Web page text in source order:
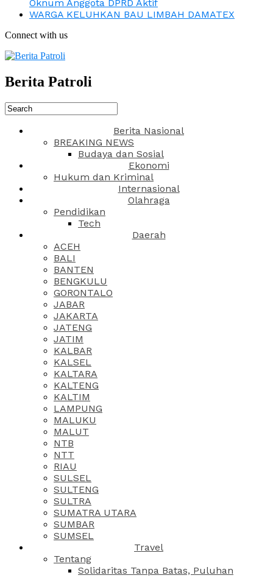
Oknum Anggota DPRD Aktif
WARGA KELUHKAN BAU LIMBAH DAMATEX
Connect with us
Berita Patroli
Berita Nasional
BREAKING NEWS
Budaya dan Sosial
Ekonomi
Hukum dan Kriminal
Internasional
Olahraga
Pendidikan
Tech
Daerah
ACEH
BALI
BANTEN
BENGKULU
GORONTALO
JABAR
JAKARTA
JATENG
JATIM
KALBAR
KALSEL
KALTARA
KALTENG
KALTIM
LAMPUNG
MALUKU
MALUT
NTB
NTT
RIAU
SULSEL
SULTENG
SULTRA
SUMATRA UTARA
SUMBAR
SUMSEL
Travel
Tentang
Solidaritas Tanpa Batas, Puluhan